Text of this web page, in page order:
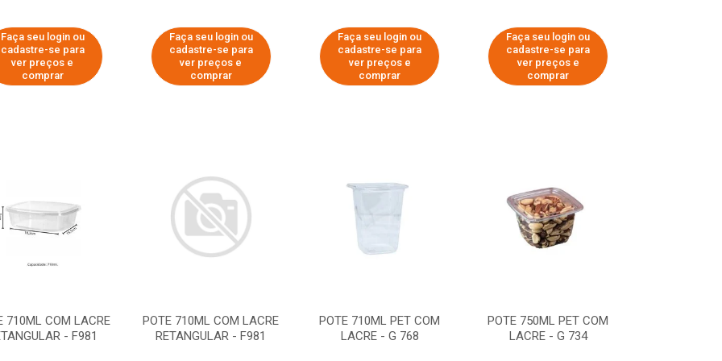
Faça seu login ou
cadastre-se para
ver preços e
comprar
Faça seu login ou
cadastre-se para
ver preços e
comprar
Faça seu login ou
cadastre-se para
ver preços e
comprar
Faça seu login ou
cadastre-se para
ver preços e
comprar
710ML COM LACRE
- F981
POTE 710ML COM LACRE
RETANGULAR - F981
POTE 710ML PET COM
LACRE - G 768
POTE 750ML PET COM
LACRE - G 734